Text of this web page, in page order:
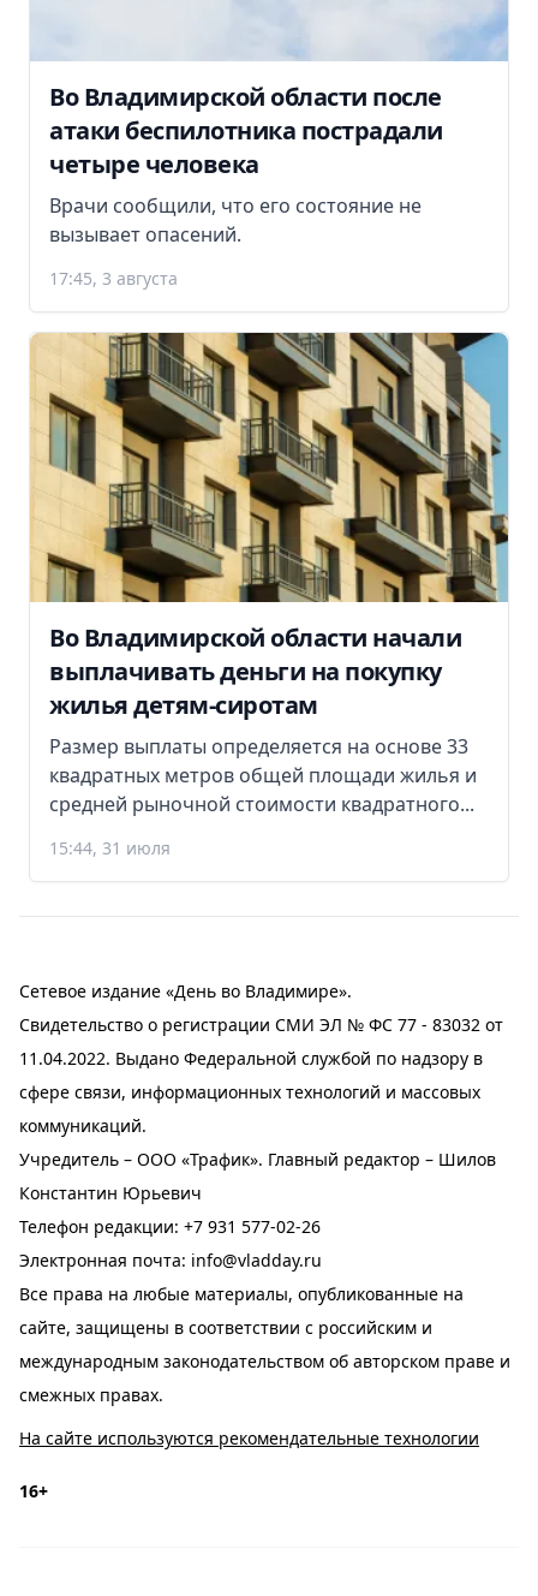
Во Владимирской области после
атаки беспилотника пострадали
четыре человека
Врачи сообщили, что его состояние не
вызывает опасений.
17:45, 3 августа
Во Владимирской области начали
выплачивать деньги на покупку
жилья детям-сиротам
Размер выплаты определяется на основе 33
квадратных метров общей площади жилья и
средней рыночной стоимости квадратного...
15:44, 31 июля
Сетевое издание «День во Владимире».
Свидетельство о регистрации СМИ ЭЛ № ФС 77 - 83032 от
11.04.2022. Выдано Федеральной службой по надзору в
сфере связи, информационных технологий и массовых
коммуникаций.
Учредитель – ООО «Трафик». Главный редактор – Шилов
Константин Юрьевич
Телефон редакции: +7 931 577-02-26
Электронная почта: info@vladday.ru
Все права на любые материалы, опубликованные на
сайте, защищены в соответствии с российским и
международным законодательством об авторском праве и
смежных правах.
На сайте используются рекомендательные технологии
16+